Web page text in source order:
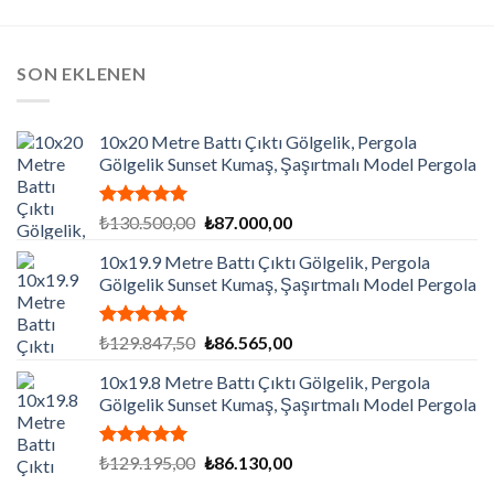
SON EKLENEN
10x20 Metre Battı Çıktı Gölgelik, Pergola
Gölgelik Sunset Kumaş, Şaşırtmalı Model Pergola
5 üzerinden
aldı
₺130.500,00 Orijinal
₺130.500,00.
₺87.000,00Şu
fiyat:
₺87.000,00.
10x19.9 Metre Battı Çıktı Gölgelik, Pergola
Gölgelik Sunset Kumaş, Şaşırtmalı Model Pergola
5 üzerinden
aldı
₺129.847,50 Orijinal
₺129.847,50.
₺86.565,00Şu
fiyat:
₺86.565,00.
10x19.8 Metre Battı Çıktı Gölgelik, Pergola
Gölgelik Sunset Kumaş, Şaşırtmalı Model Pergola
5 üzerinden
₺129.195,00 Orijinal
₺86.130,00Şu